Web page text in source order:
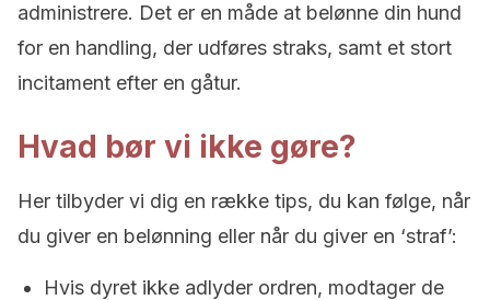
administrere. Det er en måde at belønne din hund
for en handling, der udføres straks, samt et stort
incitament efter en gåtur.
Hvad bør vi ikke gøre?
Her tilbyder vi dig en række tips, du kan følge, når
du giver en belønning eller når du giver en ‘straf’:
Hvis dyret ikke adlyder ordren, modtager de